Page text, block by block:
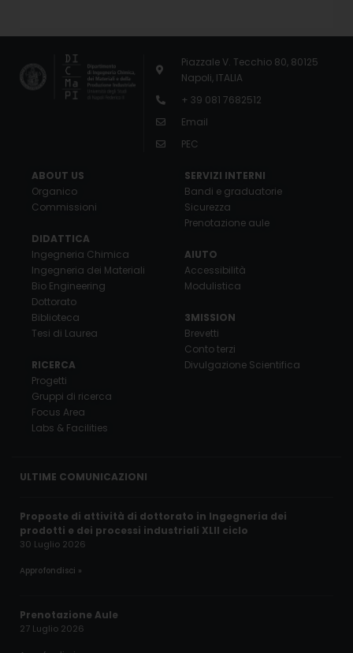
Piazzale V. Tecchio 80, 80125
Napoli, ITALIA
+ 39 081 7682512
Email
PEC
ABOUT US
Organico
Commissioni
DIDATTICA
Ingegneria Chimica
Ingegneria dei Materiali
Bio Engineering
Dottorato
Biblioteca
Tesi di Laurea
RICERCA
Progetti
Gruppi di ricerca
Focus Area
Labs & Facilities
SERVIZI INTERNI
Bandi e graduatorie
Sicurezza
Prenotazione aule
AIUTO
Accessibilità
Modulistica
3MISSION
Brevetti
Conto terzi
Divulgazione Scientifica
ULTIME COMUNICAZIONI
Proposte di attività di dottorato in Ingegneria dei
prodotti e dei processi industriali XLII ciclo
30 Luglio 2026
Approfondisci »
Prenotazione Aule
27 Luglio 2026